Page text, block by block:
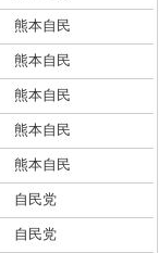
熊本自民
熊本自民
熊本自民
熊本自民
熊本自民
自民党
自民党